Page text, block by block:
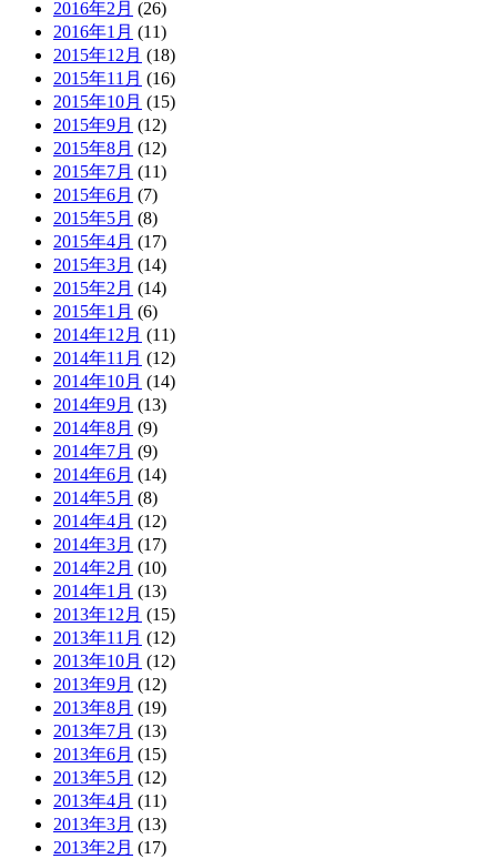
2016年2月 (26)
2016年1月 (11)
2015年12月 (18)
2015年11月 (16)
2015年10月 (15)
2015年9月 (12)
2015年8月 (12)
2015年7月 (11)
2015年6月 (7)
2015年5月 (8)
2015年4月 (17)
2015年3月 (14)
2015年2月 (14)
2015年1月 (6)
2014年12月 (11)
2014年11月 (12)
2014年10月 (14)
2014年9月 (13)
2014年8月 (9)
2014年7月 (9)
2014年6月 (14)
2014年5月 (8)
2014年4月 (12)
2014年3月 (17)
2014年2月 (10)
2014年1月 (13)
2013年12月 (15)
2013年11月 (12)
2013年10月 (12)
2013年9月 (12)
2013年8月 (19)
2013年7月 (13)
2013年6月 (15)
2013年5月 (12)
2013年4月 (11)
2013年3月 (13)
2013年2月 (17)